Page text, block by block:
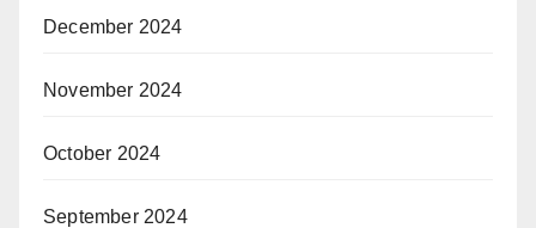
December 2024
November 2024
October 2024
September 2024